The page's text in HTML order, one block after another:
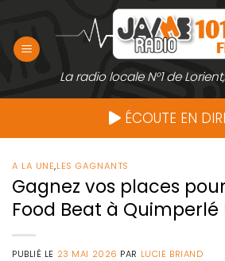
contenu
La radio locale N°1 de
ÉCOUTE EN
A LA UNE,LES GAGNANTS
Gagnez vos places
Food Beat à Quimperlé
PUBLIÉ LE 23 MAI 2026 PAR LUCIE BRIAND